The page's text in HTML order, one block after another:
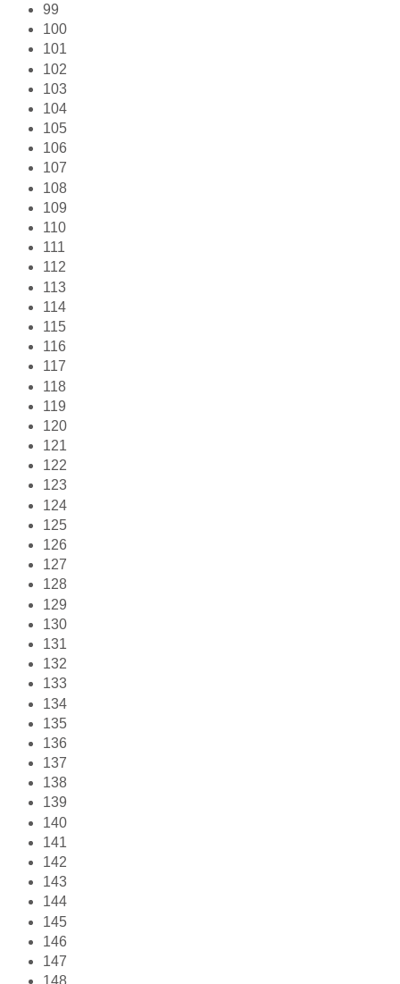
99
100
101
102
103
104
105
106
107
108
109
110
111
112
113
114
115
116
117
118
119
120
121
122
123
124
125
126
127
128
129
130
131
132
133
134
135
136
137
138
139
140
141
142
143
144
145
146
147